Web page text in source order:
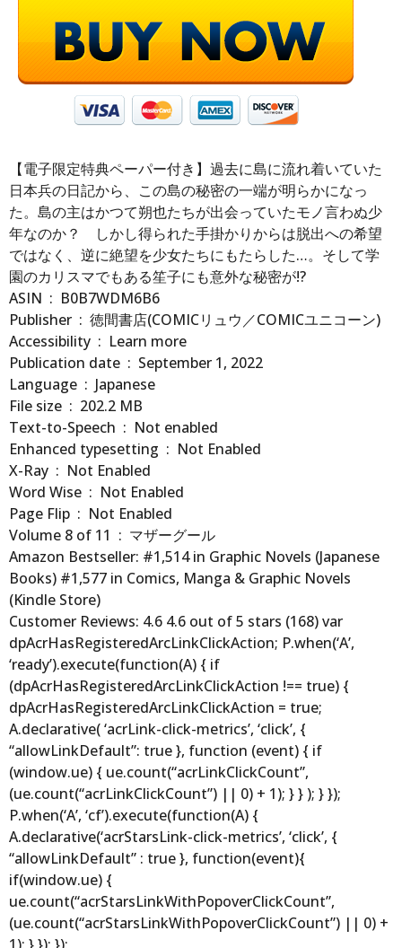
【電子限定特典ペーパー付き】過去に島に流れ着いていた
日本兵の日記から、この島の秘密の一端が明らかになっ
た。島の主はかつて朔也たちが出会っていたモノ言わぬ少
年なのか？ しかし得られた手掛かりからは脱出への希望
ではなく、逆に絶望を少女たちにもたらした…。そして学
園のカリスマでもある笙子にも意外な秘密が!?
ASIN ‏ : ‎ B0B7WDM6B6
Publisher ‏ : ‎ 徳間書店(COMICリュウ／COMICユニコーン)
Accessibility ‏ : ‎ Learn more
Publication date ‏ : ‎ September 1, 2022
Language ‏ : ‎ Japanese
File size ‏ : ‎ 202.2 MB
Text-to-Speech ‏ : ‎ Not enabled
Enhanced typesetting ‏ : ‎ Not Enabled
X-Ray ‏ : ‎ Not Enabled
Word Wise ‏ : ‎ Not Enabled
Page Flip ‏ : ‎ Not Enabled
Volume 8 of 11 ‏ : ‎ マザーグール
Amazon Bestseller: #1,514 in Graphic Novels (Japanese
Books) #1,577 in Comics, Manga & Graphic Novels
(Kindle Store)
Customer Reviews: 4.6 4.6 out of 5 stars (168) var
dpAcrHasRegisteredArcLinkClickAction; P.when(‘A’,
‘ready’).execute(function(A) { if
(dpAcrHasRegisteredArcLinkClickAction !== true) {
dpAcrHasRegisteredArcLinkClickAction = true;
A.declarative( ‘acrLink-click-metrics’, ‘click’, {
“allowLinkDefault”: true }, function (event) { if
(window.ue) { ue.count(“acrLinkClickCount”,
(ue.count(“acrLinkClickCount”) || 0) + 1); } } ); } });
P.when(‘A’, ‘cf’).execute(function(A) {
A.declarative(‘acrStarsLink-click-metrics’, ‘click’, {
“allowLinkDefault” : true }, function(event){
if(window.ue) {
ue.count(“acrStarsLinkWithPopoverClickCount”,
(ue.count(“acrStarsLinkWithPopoverClickCount”) || 0) +